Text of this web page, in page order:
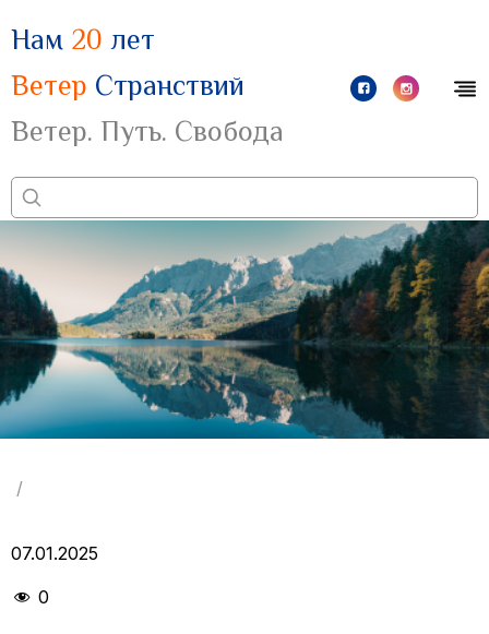
Нам 20 лет
Ветер Странствий
Ветер. Путь. Свобода
/
07.01.2025
0